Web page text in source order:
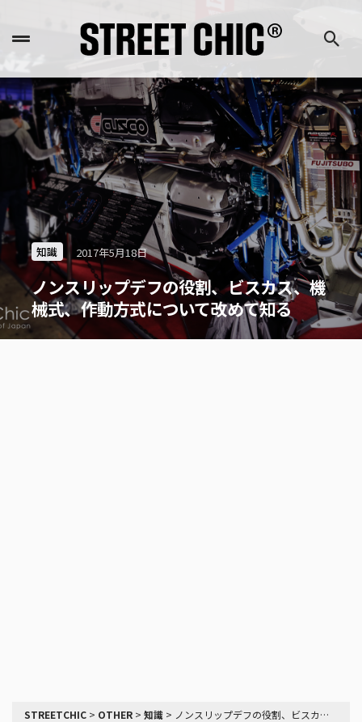
知識 2017年5月18日
ノンスリップデフの役割、ビスカス、機
械式、作動方式について改めて知る
STREETCHIC > OTHER > 知識 > ノンスリップデフの役割、ビスカス、機械式、作動方式について改めて知る